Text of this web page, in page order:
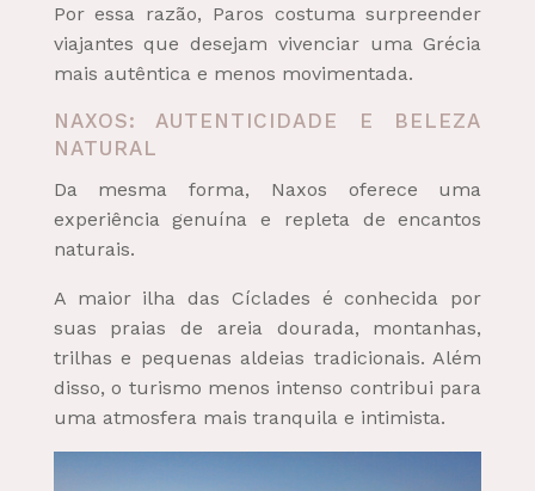
Por essa razão, Paros costuma surpreender
viajantes que desejam vivenciar uma Grécia
mais autêntica e menos movimentada.
NAXOS: AUTENTICIDADE E BELEZA
NATURAL
Da mesma forma, Naxos oferece uma
experiência genuína e repleta de encantos
naturais.
A maior ilha das Cíclades é conhecida por
suas praias de areia dourada, montanhas,
trilhas e pequenas aldeias tradicionais. Além
disso, o turismo menos intenso contribui para
uma atmosfera mais tranquila e intimista.